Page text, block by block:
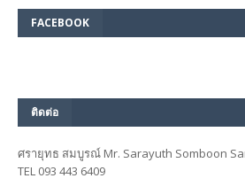
FACEBOOK
ติดต่อ
ศรายุทธ สมบูรณ์ Mr. Sarayuth Somboon
TEL 093 443 6409